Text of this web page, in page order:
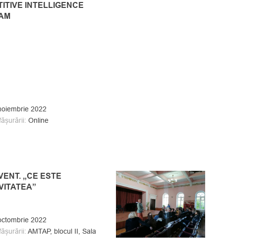
INTELLIGENCE
2022
Online
„CE ESTE
2022
AMTAP, blocul II, Sala